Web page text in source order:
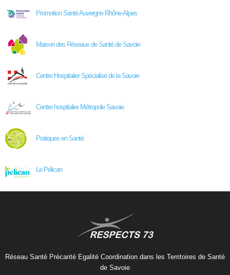
Promotion Santé Auvergne Rhône-Alpes
Maison des Réseaux de Santé de Savoie
Centre Hospitalier Spécialisé de la Savoie
Centre hospitalier Métropole Savoie
Pratiques en Santé
Le Pélican
Réseau Santé Précarité Egalité Coordination dans les Territoires de Santé
de Savoie